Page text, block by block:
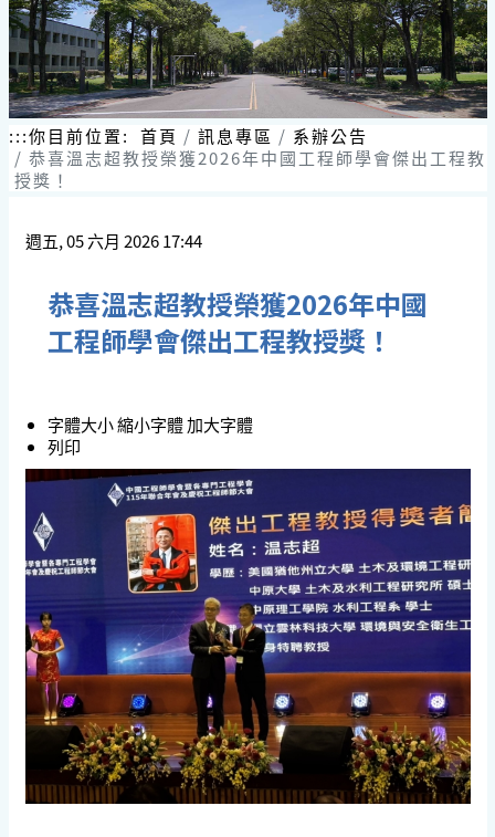
:::你目前位置: 首頁 訊息專區
系辦公告
恭喜溫志超教授榮獲2026年中國工程師學會傑出工程教
授獎！
週五, 05 六月 2026 17:44
恭喜溫志超教授榮獲2026年中國
工程師學會傑出工程教授獎！
字體大小縮小字體加大字體
列印